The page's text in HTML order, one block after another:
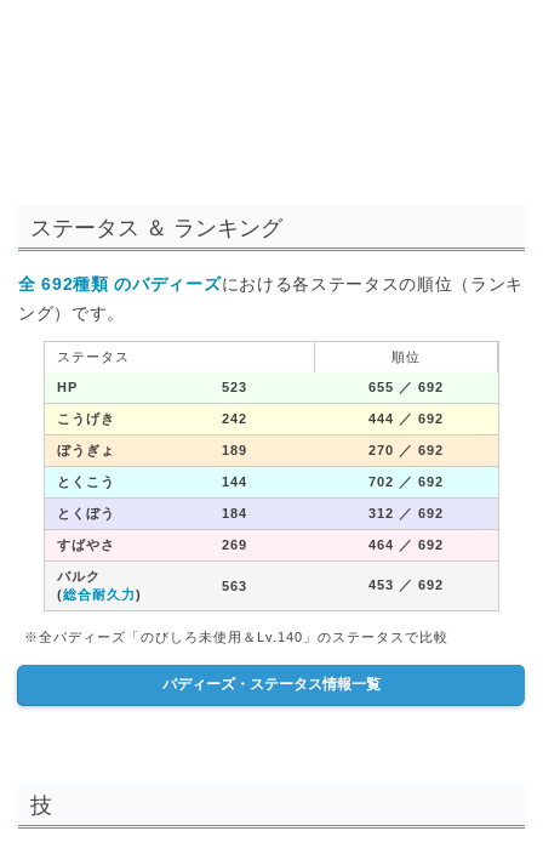
ステータス ＆ ランキング
全 692種類 のバディーズにおける各ステータスの順位（ランキ
ング）です。
ステータス 順位
HP 523 655 ／ 692
こうげき 242 444 ／ 692
ぼうぎょ 189 270 ／ 692
とくこう 144 702 ／ 692
とくぼう 184 312 ／ 692
すばやさ 269 464 ／ 692
バルク
(総合耐久力)
563 453 ／ 692
※全バディーズ「のびしろ未使用＆Lv.140」のステータスで比較
バディーズ・ステータス情報一覧
技